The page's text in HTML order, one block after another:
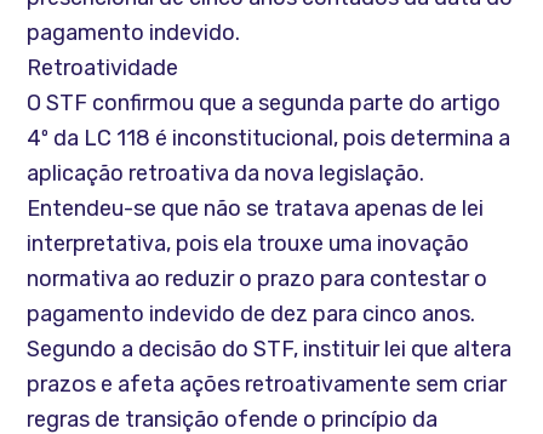
pagamento indevido.
Retroatividade
O STF confirmou que a segunda parte do artigo
4º da LC 118 é inconstitucional, pois determina a
aplicação retroativa da nova legislação.
Entendeu-se que não se tratava apenas de lei
interpretativa, pois ela trouxe uma inovação
normativa ao reduzir o prazo para contestar o
pagamento indevido de dez para cinco anos.
Segundo a decisão do STF, instituir lei que altera
prazos e afeta ações retroativamente sem criar
regras de transição ofende o princípio da